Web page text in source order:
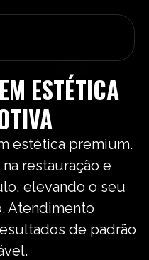
ESTÉTICA
estética premium.
restauração e
elevando o seu
Atendimento
de padrão